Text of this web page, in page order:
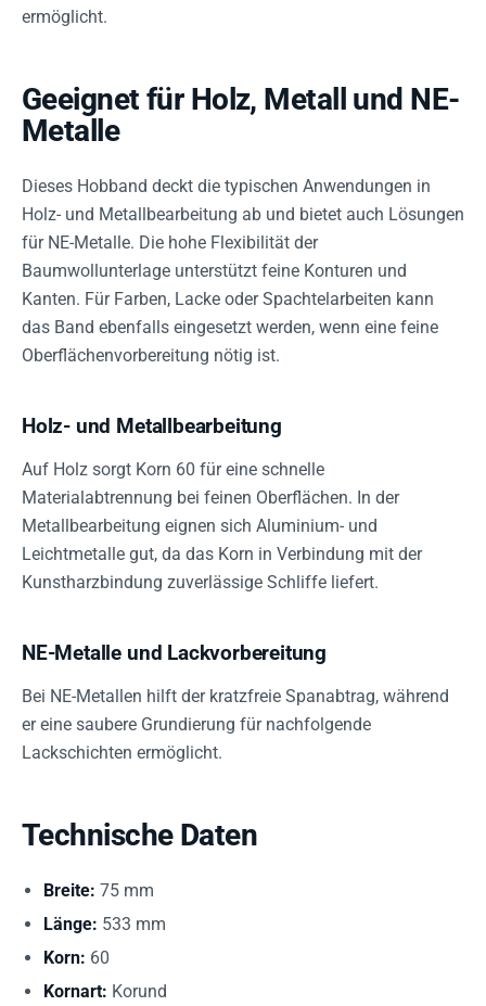
ermöglicht.
Geeignet für Holz, Metall und NE-
Metalle
Dieses Hobband deckt die typischen Anwendungen in
Holz- und Metallbearbeitung ab und bietet auch Lösungen
für NE-Metalle. Die hohe Flexibilität der
Baumwollunterlage unterstützt feine Konturen und
Kanten. Für Farben, Lacke oder Spachtelarbeiten kann
das Band ebenfalls eingesetzt werden, wenn eine feine
Oberflächenvorbereitung nötig ist.
Holz- und Metallbearbeitung
Auf Holz sorgt Korn 60 für eine schnelle
Materialabtrennung bei feinen Oberflächen. In der
Metallbearbeitung eignen sich Aluminium- und
Leichtmetalle gut, da das Korn in Verbindung mit der
Kunstharzbindung zuverlässige Schliffe liefert.
NE-Metalle und Lackvorbereitung
Bei NE-Metallen hilft der kratzfreie Spanabtrag, während
er eine saubere Grundierung für nachfolgende
Lackschichten ermöglicht.
Technische Daten
Breite: 75 mm
Länge: 533 mm
Korn: 60
Kornart: Korund